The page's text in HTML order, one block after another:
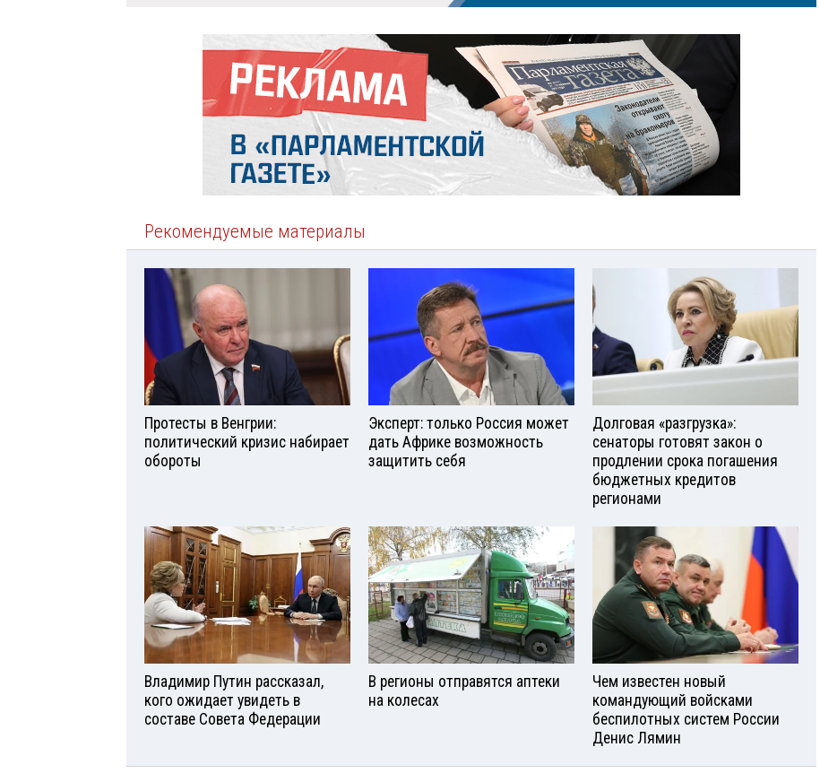
Рекомендуемые материалы
Протесты в Венгрии:
политический кризис набирает
обороты
Эксперт: только Россия может
дать Африке возможность
защитить себя
Долговая «разгрузка»:
сенаторы готовят закон о
продлении срока погашения
бюджетных кредитов
регионами
Владимир Путин рассказал,
кого ожидает увидеть в
составе Совета Федерации
В регионы отправятся аптеки
на колесах
Чем известен новый
командующий войсками
беспилотных систем России
Денис Лямин